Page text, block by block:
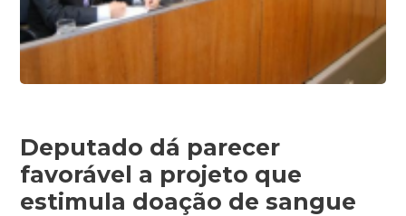
Deputado dá parecer
favorável a projeto que
estimula doação de sangue